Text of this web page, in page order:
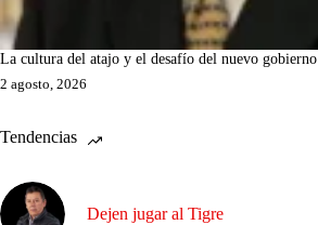
La cultura del atajo y el desafío del nuevo gobierno
2 agosto, 2026
Tendencias
Dejen jugar al Tigre